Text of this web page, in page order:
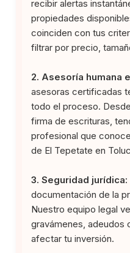
recibir alertas
propiedades
coinciden con tus
filtrar por precio,
2. Asesoría humana
asesoras certificadas
todo el proceso.
firma de escrituras,
profesional que
de El Tepetate en
3. Seguridad jurídica:
documentación de la
Nuestro equipo legal
gravámenes, adeudos
afectar tu inversión.